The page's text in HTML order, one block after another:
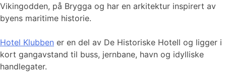
Vikingodden, på Brygga og har en arkitektur inspirert av
byens maritime historie.
Hotel Klubben er en del av De Historiske Hotell og ligger i
kort gangavstand til buss, jernbane, havn og idylliske
handlegater.